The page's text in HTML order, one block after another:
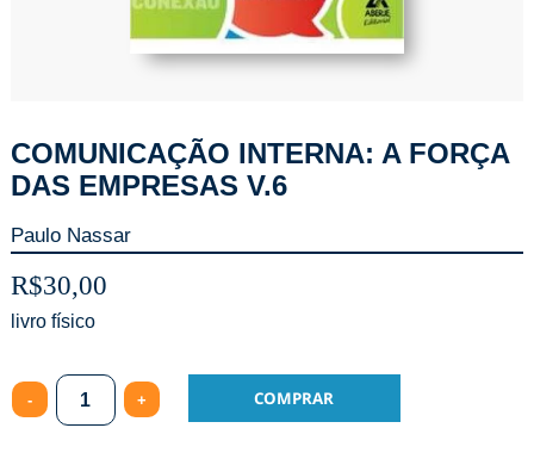
COMUNICAÇÃO INTERNA: A FORÇA
DAS EMPRESAS V.6
Paulo Nassar
R$30,00
Quantity
COMPRAR